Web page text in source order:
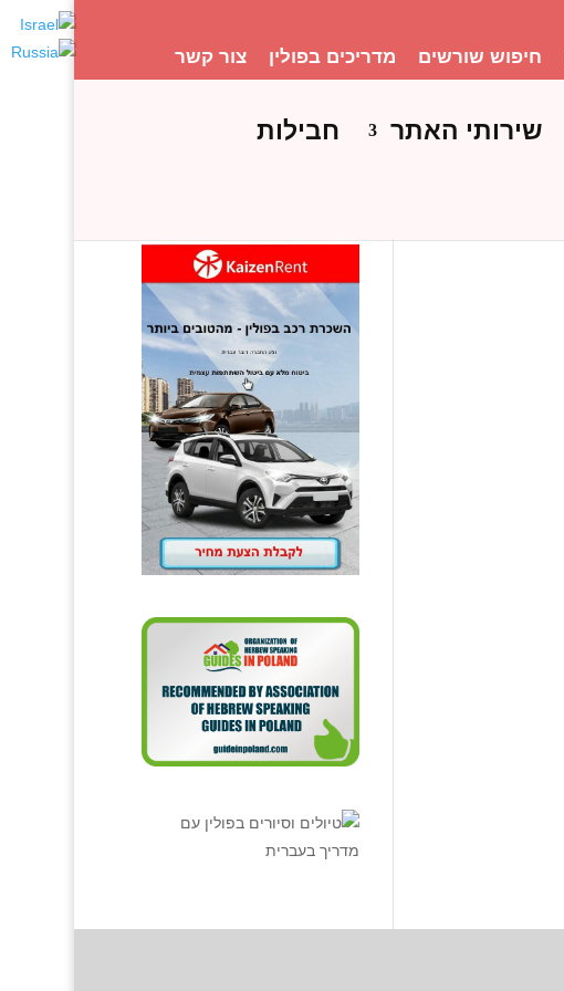
חיפוש שורשים מדריכים בפולין צור קשר
שירותי האתר חבילות